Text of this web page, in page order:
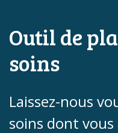
Outil de
soins
Laissez-nous
soins dont vous